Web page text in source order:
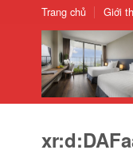
ChuyểnTrang chủ Giới